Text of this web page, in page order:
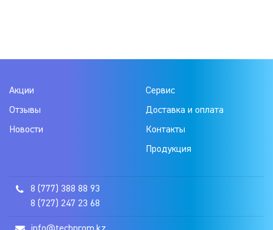
Акции
Отзывы
Новости
Сервис
Доставка и оплата
Контакты
Продукция
8 (777) 388 88 93
8 (727) 247 23 68